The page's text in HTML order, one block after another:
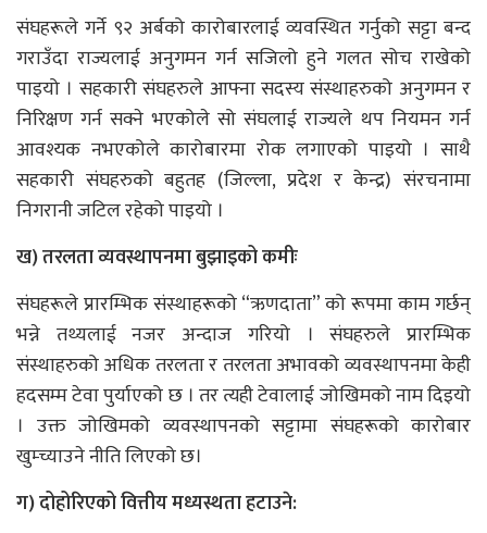
संघहरूले गर्ने ९२ अर्बको कारोबारलाई व्यवस्थित गर्नुको सट्टा बन्द
गराउँदा राज्यलाई अनुगमन गर्न सजिलो हुने गलत सोच राखेको
पाइयो । सहकारी संघहरुले आफ्ना सदस्य संस्थाहरुको अनुगमन र
निरिक्षण गर्न सक्ने भएकोले सो संघलाई राज्यले थप नियमन गर्न
आवश्यक नभएकोले कारोबारमा रोक लगाएको पाइयो । साथै
सहकारी संघहरुको बहुतह (जिल्ला, प्रदेश र केन्द्र) संरचनामा
निगरानी जटिल रहेको पाइयो ।
ख) तरलता व्यवस्थापनमा बुझाइको कमीः
संघहरूले प्रारम्भिक संस्थाहरूको “ऋणदाता” को रूपमा काम गर्छन्
भन्ने तथ्यलाई नजर अन्दाज गरियो । संघहरुले प्रारम्भिक
संस्थाहरुको अधिक तरलता र तरलता अभावको व्यवस्थापनमा केही
हदसम्म टेवा पुर्याएको छ । तर त्यही टेवालाई जोखिमको नाम दिइयो
। उक्त जोखिमको व्यवस्थापनको सट्टामा संघहरूको कारोबार
खुम्च्याउने नीति लिएको छ।
ग) दोहोरिएको वित्तीय मध्यस्थता हटाउने: